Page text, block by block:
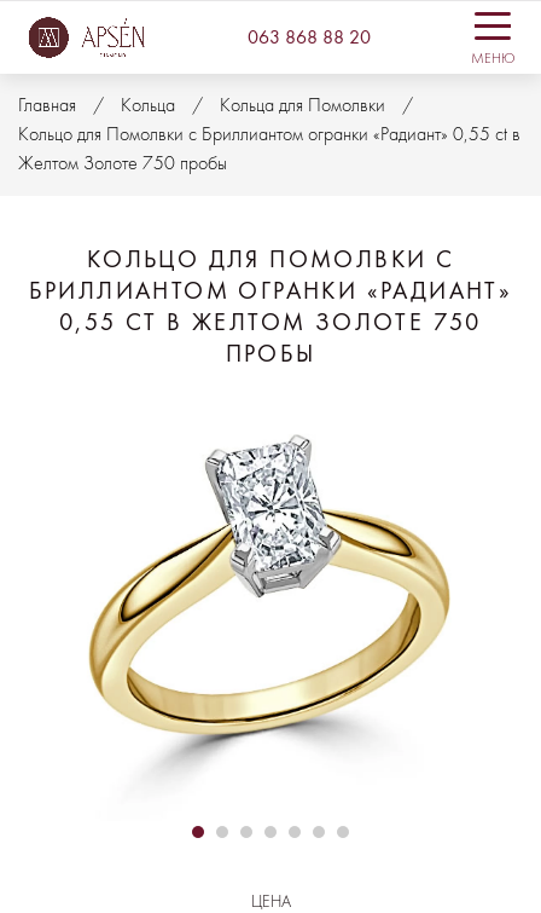
063 868 88 20
МЕНЮ
Главная Кольца
Кольца для Помолвки
Кольцо для Помолвки с Бриллиантом огранки «Радиант» 0,55 ct в
Желтом Золоте 750 пробы
КОЛЬЦО ДЛЯ ПОМОЛВКИ С
БРИЛЛИАНТОМ ОГРАНКИ «РАДИАНТ»
0,55 CT В ЖЕЛТОМ ЗОЛОТЕ 750
ПРОБЫ
ЦЕНА